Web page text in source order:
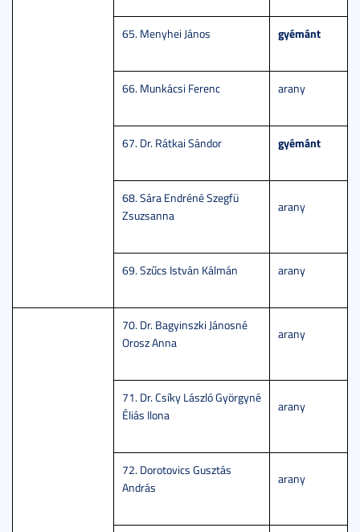
65. Menyhei János gyémánt
66. Munkácsi Ferenc arany
67. Dr. Rátkai Sándor gyémánt
68. Sára Endréné Szegfü
Zsuzsanna
arany
69. Szűcs István Kálmán arany
70. Dr. Bagyinszki Jánosné
Orosz Anna
arany
71. Dr. Csíky László Györgyné
Éliás Ilona
arany
72. Dorotovics Gusztás
András
arany